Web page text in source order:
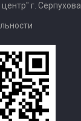
г. Серпухова